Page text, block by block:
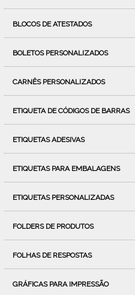
BLOCOS DE ATESTADOS
BOLETOS PERSONALIZADOS
CARNÊS PERSONALIZADOS
ETIQUETA DE CÓDIGOS DE BARRAS
ETIQUETAS ADESIVAS
ETIQUETAS PARA EMBALAGENS
ETIQUETAS PERSONALIZADAS
FOLDERS DE PRODUTOS
FOLHAS DE RESPOSTAS
GRÁFICAS PARA IMPRESSÃO